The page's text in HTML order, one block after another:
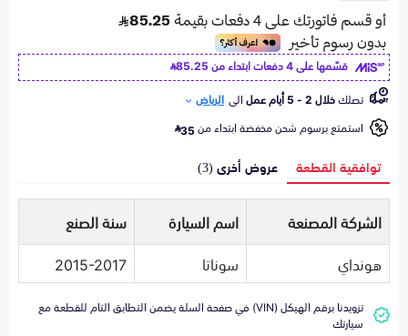
قسّمها على 4 دفعات ابتداء من
85.25
تصلكخلال 2 - 5 أيام عمل الى الرياض
استمتع برسوم شحن مخفضة ابتداء من35
توافقية القطعة عروض أخرى (3)
الشركة المصنعة اسم السيارة
سنة الصنع
هونداي
سوناتا 2015-2017
تزويدنا برقم الهيكل (VIN) في صفحة السلة يضمن التطابق التام للقطعة مع
سيارتك